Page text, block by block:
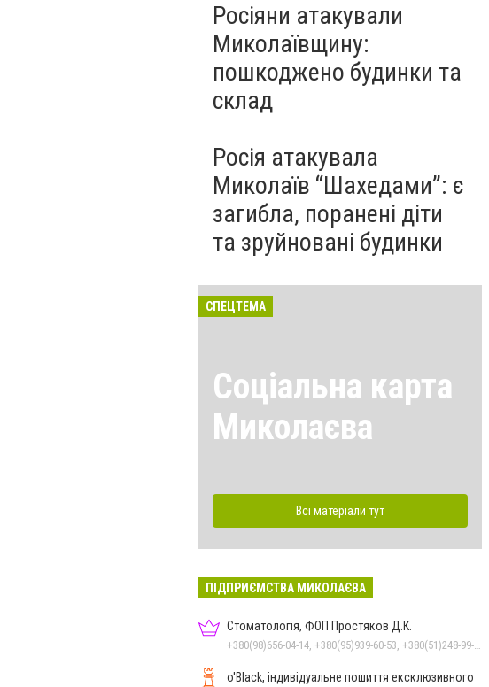
Росіяни атакували
Миколаївщину:
пошкоджено будинки та
склад
Росія атакувала
Миколаїв “Шахедами”: є
загибла, поранені діти
та зруйновані будинки
СПЕЦТЕМА
Соціальна карта
Миколаєва
Всі матеріали тут
ПІДПРИЄМСТВА МИКОЛАЄВА
Стоматологія, ФОП Простяков Д.К.
o'Black, індивідуальне пошиття ексклюзивного